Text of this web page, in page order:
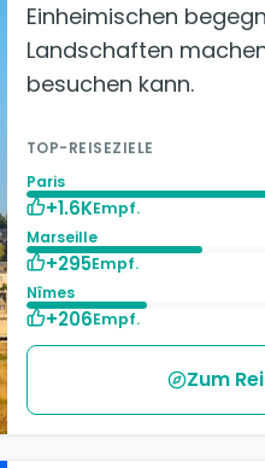
Einheimischen
Landschaften
besuchen kann.
TOP-REISEZIELE
Paris
+1.6KEmpf.
Marseille
+295Empf.
Nîmes
+206Empf.
Zum